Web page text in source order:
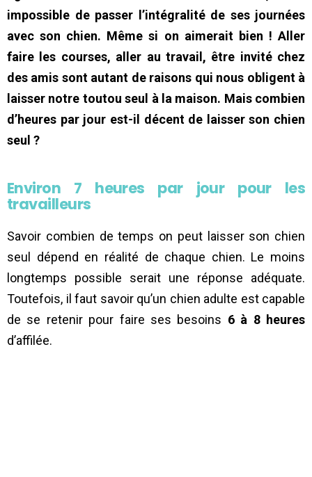
impossible de passer l’intégralité de ses journées
avec son chien. Même si on aimerait bien ! Aller
faire les courses, aller au travail, être invité chez
des amis sont autant de raisons qui nous obligent à
laisser notre toutou seul à la maison. Mais combien
d’heures par jour est-il décent de laisser son chien
seul ?
Environ 7 heures par jour pour les
travailleurs
Savoir combien de temps on peut laisser son chien
seul dépend en réalité de chaque chien. Le moins
longtemps possible serait une réponse adéquate.
Toutefois, il faut savoir qu’un chien adulte est capable
de se retenir pour faire ses besoins 6 à 8 heures
d’affilée.